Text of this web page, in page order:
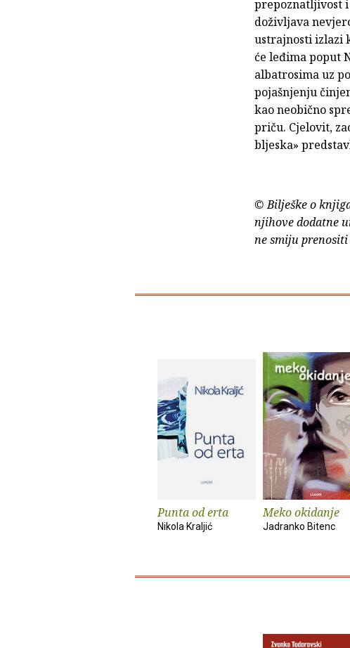
prepoznatljivost
doživljava
ustrajnosti izlazi
će leđima poput
albatrosima uz
pojašnjenju
kao neobično
priču. Cjelovit,
bljeska»
© Bilješke o
njihove dodatne
ne smiju
Punta od erta
Nikola Kraljić
Meko okidanje
Jadranko Bitenc